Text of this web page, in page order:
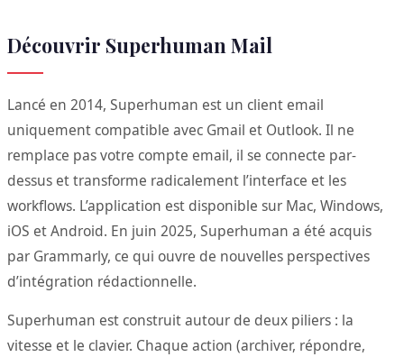
Découvrir Superhuman Mail
Lancé en 2014, Superhuman est un client email
uniquement compatible avec Gmail et Outlook. Il ne
remplace pas votre compte email, il se connecte par-
dessus et transforme radicalement l’interface et les
workflows. L’application est disponible sur Mac, Windows,
iOS et Android. En juin 2025, Superhuman a été acquis
par Grammarly, ce qui ouvre de nouvelles perspectives
d’intégration rédactionnelle.
Superhuman est construit autour de deux piliers : la
vitesse et le clavier. Chaque action (archiver, répondre,